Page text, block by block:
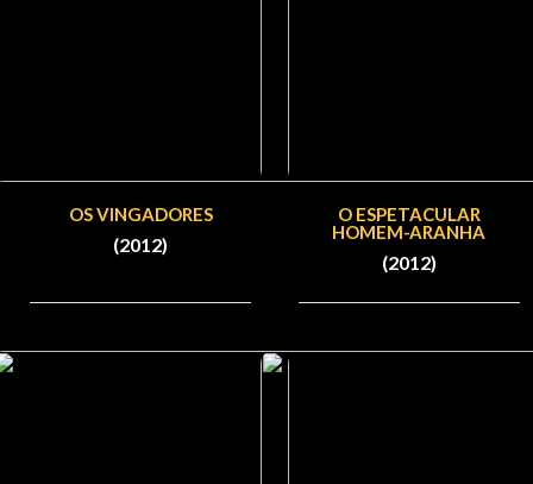
OS VINGADORES
(2012)
O ESPETACULAR
HOMEM-ARANHA
(2012)